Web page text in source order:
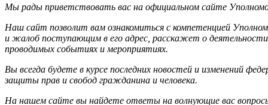
Мы рады приветствовать вас на официальном сайте
Наш сайт позволит вам ознакомиться с компетенцией
и жалоб поступающим в его адрес, расскажет о
проводимых событиях и мероприятиях.
Вы всегда будете в курсе последних новостей и изменений
защиты прав и свобод гражданина и человека.
На нашем сайте вы найдете ответы на волнующие вас